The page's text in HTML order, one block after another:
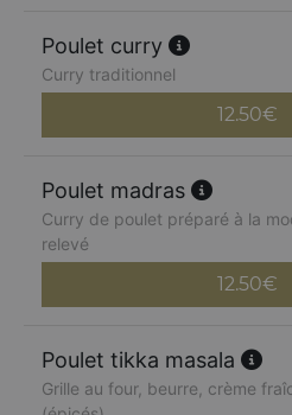
Poulet curry
Curry traditionnel
12.50€
Poulet madras
Curry de poulet préparé à la
relevé
12.50€
Poulet tikka masala
Grille au four, beurre, crème